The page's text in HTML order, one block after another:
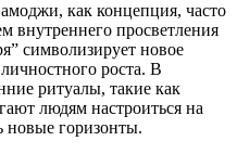
как концепция, часто
внутреннего просветления
символизирует новое
роста. В
ритуалы, такие как
людям настроиться на
новые горизонты.